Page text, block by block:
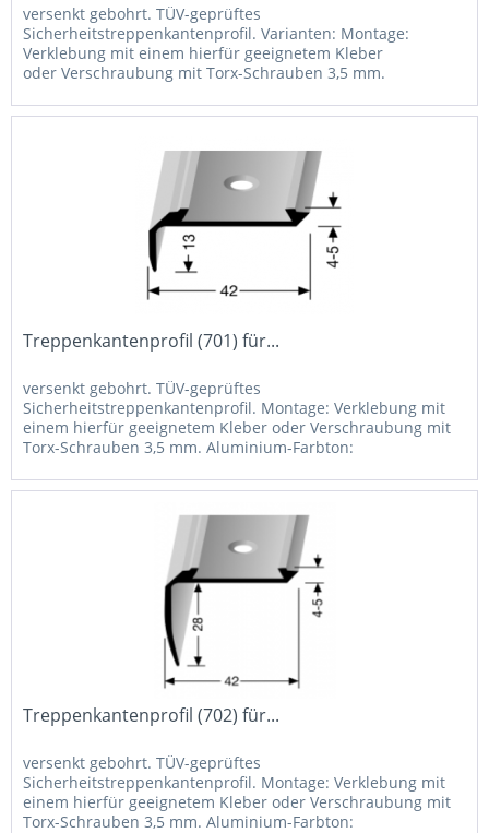
versenkt gebohrt. TÜV-geprüftes
Sicherheitstreppenkantenprofil. Varianten: Montage:
Verklebung mit einem hierfür geeignetem Kleber
oder Verschraubung mit Torx-Schrauben 3,5 mm.
auf...
Treppenkantenprofil (701) für...
versenkt gebohrt. TÜV-geprüftes
Sicherheitstreppenkantenprofil. Montage: Verklebung mit
einem hierfür geeignetem Kleber oder Verschraubung mit
Torx-Schrauben 3,5 mm. Aluminium-Farbton:
Treppenkantenprofil (702) für...
versenkt gebohrt. TÜV-geprüftes
Sicherheitstreppenkantenprofil. Montage: Verklebung mit
einem hierfür geeignetem Kleber oder Verschraubung mit
Torx-Schrauben 3,5 mm. Aluminium-Farbton: